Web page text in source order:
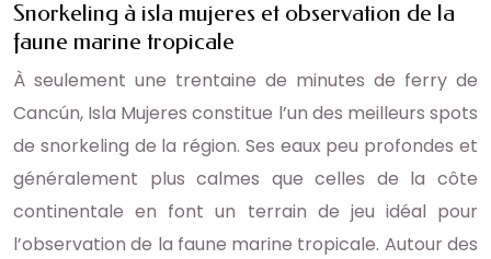
Snorkeling à isla mujeres et observation de la
faune marine tropicale
À seulement une trentaine de minutes de ferry de
Cancún, Isla Mujeres constitue l’un des meilleurs spots
de snorkeling de la région. Ses eaux peu profondes et
généralement plus calmes que celles de la côte
continentale en font un terrain de jeu idéal pour
l’observation de la faune marine tropicale. Autour des